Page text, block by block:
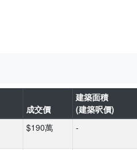
成交價
建築面積
(建築呎價)
$190萬 -